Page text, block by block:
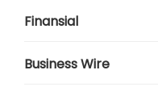
Finansial
Business Wire